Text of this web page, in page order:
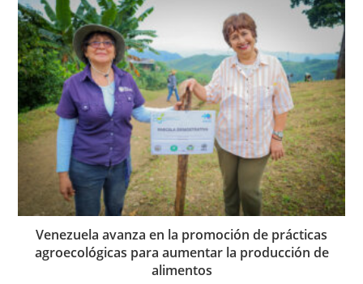
Venezuela avanza en la promoción de prácticas
agroecológicas para aumentar la producción de
alimentos